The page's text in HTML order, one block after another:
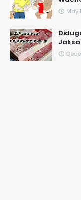
May
Jaksa